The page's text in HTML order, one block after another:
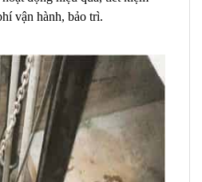
vận hành, bảo trì.